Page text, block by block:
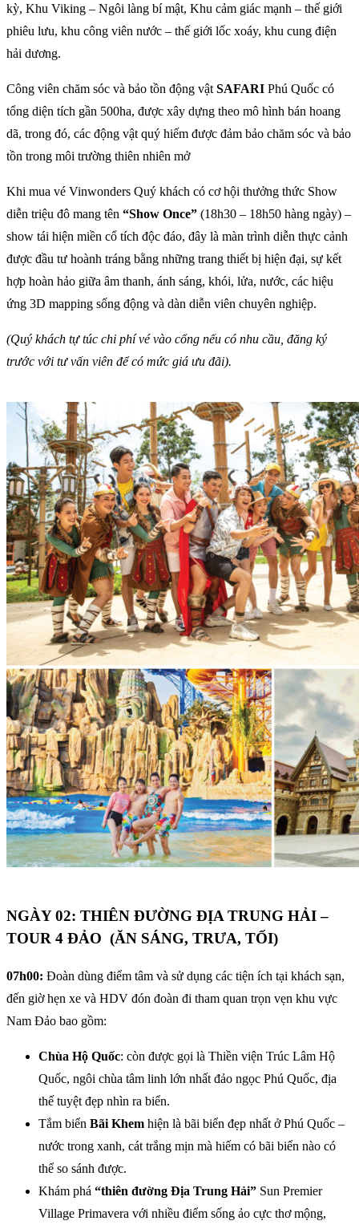
kỳ, Khu Viking – Ngôi làng bí mật, Khu cảm giác mạnh – thế giới
phiêu lưu, khu công viên nước – thế giới lốc xoáy, khu cung điện
hải dương.
Công viên chăm sóc và bảo tồn động vật SAFARI Phú Quốc có
tổng diện tích gần 500ha, được xây dựng theo mô hình bán hoang
dã, trong đó, các động vật quý hiếm được đảm bảo chăm sóc và bảo
tồn trong môi trường thiên nhiên mở
Khi mua vé Vinwonders Quý khách có cơ hội thưởng thức Show
diễn triệu đô mang tên “Show Once” (18h30 – 18h50 hàng ngày) –
show tái hiện miền cổ tích độc đáo, đây là màn trình diễn thực cảnh
được đầu tư hoành tráng bằng những trang thiết bị hiện đại, sự kết
hợp hoàn hảo giữa âm thanh, ánh sáng, khói, lửa, nước, các hiệu
ứng 3D mapping sống động và dàn diễn viên chuyên nghiệp.
(Quý khách tự túc chi phí vé vào cổng nếu có nhu cầu, đăng ký
trước với tư vấn viên để có mức giá ưu đãi).
NGÀY 02: THIÊN ĐƯỜNG ĐỊA TRUNG HẢI –
TOUR 4 ĐẢO (ĂN SÁNG, TRƯA, TỐI)
07h00: Đoàn dùng điểm tâm và sử dụng các tiện ích tại khách sạn,
đến giờ hẹn xe và HDV đón đoàn đi tham quan trọn vẹn khu vực
Nam Đảo bao gồm:
Chùa Hộ Quốc: còn được gọi là Thiền viện Trúc Lâm Hộ
Quốc, ngôi chùa tâm linh lớn nhất đảo ngọc Phú Quốc, địa
thế tuyệt đẹp nhìn ra biển.
Tắm biển Bãi Khem hiện là bãi biển đẹp nhất ở Phú Quốc –
nước trong xanh, cát trắng mịn mà hiếm có bãi biển nào có
thể so sánh được.
Khám phá “thiên đường Địa Trung Hải” Sun Premier
Village Primavera với nhiều điểm sống ảo cực thơ mộng,